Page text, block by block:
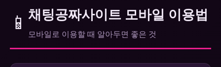
📱 채팅공짜사이트 모바일 이용법
모바일로 이용할 때 알아두면 좋은 것